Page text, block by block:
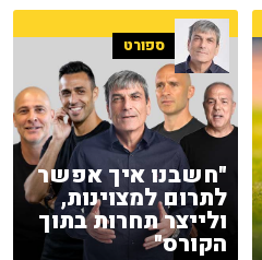
ספורט
"חשבנו איך אפשר
לתרום למצוינות,
ולייצר תחרות בתוך
הקורס"